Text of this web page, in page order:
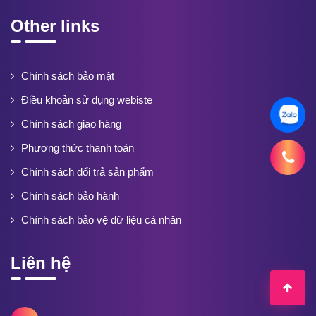
Other links
Chính sách bảo mật
Điều khoản sử dụng webiste
Chính sách giao hàng
Phương thức thanh toán
Chính sách đổi trả sản phẩm
Chính sách bảo hành
Chính sách bảo vệ dữ liệu cá nhân
Liên hệ